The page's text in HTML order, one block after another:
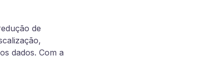
de
dados. Com a